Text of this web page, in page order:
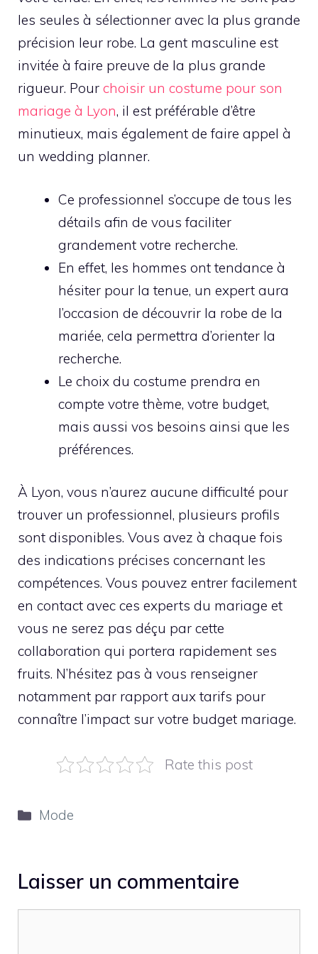
les seules à sélectionner avec la plus grande
précision leur robe. La gent masculine est
invitée à faire preuve de la plus grande
rigueur. Pour choisir un costume pour son
mariage à Lyon, il est préférable d’être
minutieux, mais également de faire appel à
un wedding planner.
Ce professionnel s’occupe de tous les
détails afin de vous faciliter
grandement votre recherche.
En effet, les hommes ont tendance à
hésiter pour la tenue, un expert aura
l’occasion de découvrir la robe de la
mariée, cela permettra d’orienter la
recherche.
Le choix du costume prendra en
compte votre thème, votre budget,
mais aussi vos besoins ainsi que les
préférences.
À Lyon, vous n’aurez aucune difficulté pour
trouver un professionnel, plusieurs profils
sont disponibles. Vous avez à chaque fois
des indications précises concernant les
compétences. Vous pouvez entrer facilement
en contact avec ces experts du mariage et
vous ne serez pas déçu par cette
collaboration qui portera rapidement ses
fruits. N’hésitez pas à vous renseigner
notamment par rapport aux tarifs pour
connaître l’impact sur votre budget mariage.
Rate this post
Catégories
Mode
Laisser un commentaire